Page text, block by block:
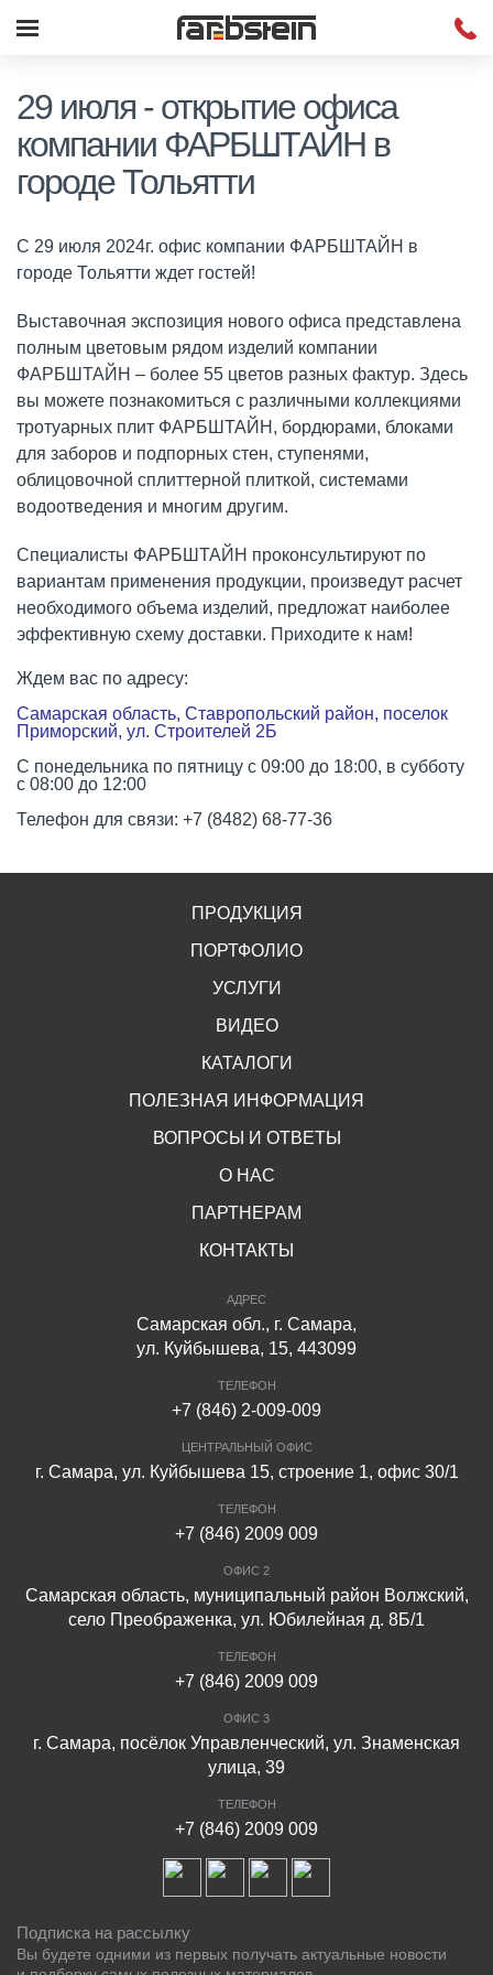
29 июля - открытие офиса
компании ФАРБШТАЙН в
городе Тольятти
С 29 июля 2024г. офис компании ФАРБШТАЙН в
городе Тольятти ждет гостей!
Выставочная экспозиция нового офиса представлена
полным цветовым рядом изделий компании
ФАРБШТАЙН – более 55 цветов разных фактур. Здесь
вы можете познакомиться с различными коллекциями
тротуарных плит ФАРБШТАЙН, бордюрами, блоками
для заборов и подпорных стен, ступенями,
облицовочной сплиттерной плиткой, системами
водоотведения и многим другим.
Специалисты ФАРБШТАЙН проконсультируют по
вариантам применения продукции, произведут расчет
необходимого объема изделий, предложат наиболее
эффективную схему доставки. Приходите к нам!
Ждем вас по адресу:
Самарская область, Ставропольский район, поселок
Приморский, ул. Строителей 2Б
С понедельника по пятницу с 09:00 до 18:00, в субботу
с 08:00 до 12:00
Телефон для связи: +7 (8482) 68-77-36
ПРОДУКЦИЯ
ПОРТФОЛИО
УСЛУГИ
ВИДЕО
КАТАЛОГИ
ПОЛЕЗНАЯ ИНФОРМАЦИЯ
ВОПРОСЫ И ОТВЕТЫ
О НАС
ПАРТНЕРАМ
КОНТАКТЫ
АДРЕС
Самарская обл., г. Самара,
ул. Куйбышева, 15, 443099
ТЕЛЕФОН
+7 (846) 2-009-009
ЦЕНТРАЛЬНЫЙ ОФИС
г. Самара, ул. Куйбышева 15, строение 1, офис 30/1
ТЕЛЕФОН
+7 (846) 2009 009
ОФИС 2
Самарская область, муниципальный район Волжский,
село Преображенка, ул. Юбилейная д. 8Б/1
ТЕЛЕФОН
+7 (846) 2009 009
ОФИС 3
г. Самара, посёлок Управленческий, ул. Знаменская
улица, 39
ТЕЛЕФОН
+7 (846) 2009 009
Подписка на рассылку
Вы будете одними из первых получать актуальные новости